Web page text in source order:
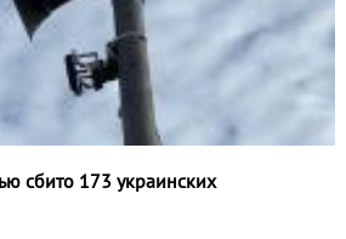
сбито 173 украинских